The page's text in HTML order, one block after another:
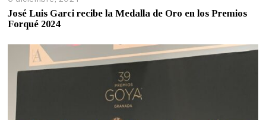
José Luis Garci recibe la Medalla de Oro en los Premios
Forqué 2024